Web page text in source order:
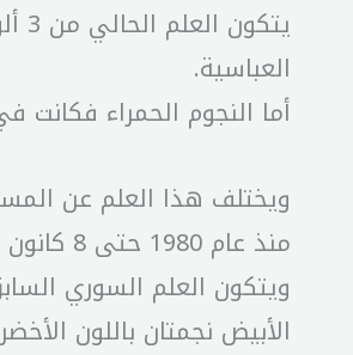
العباسية.
أما النجوم الحمراء فكانت في أصلها تمثل 3 مناطق في
ويختلف هذا العلم عن
منذ عام 1980 حتى 8 كانون الأول 2024.
الأبيض نجمتان باللون